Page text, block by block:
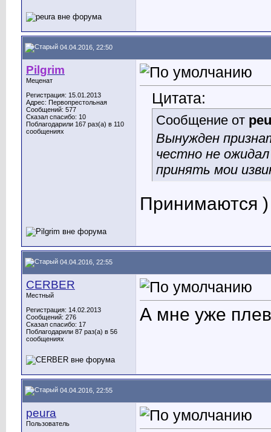
04.04.2016, 22:50
Pilgrim
Меценат
Регистрация: 15.01.2013
Адрес: Первопрестольная
Сообщений: 577
Сказал спасибо: 10
Поблагодарили 167 раз(а) в 110
сообщениях
Цитата:
Сообщение от
Вынужден
честно не
принять мои
Принимаются )
04.04.2016, 22:55
CERBER
Местный
Регистрация: 14.02.2013
Сообщений: 276
Сказал спасибо: 17
Поблагодарили 87 раз(а) в 56
сообщениях
А мне уже
04.04.2016, 22:55
peura
Пользователь